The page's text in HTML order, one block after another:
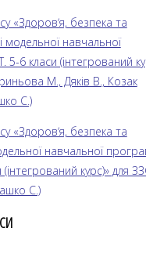
«Здоровʼя, безпека та
навчальної
6 класи (інтегрований
М., Дяків В., Козак
С.)
«Здоровʼя, безпека та
навчальної
курс)» для
С.)